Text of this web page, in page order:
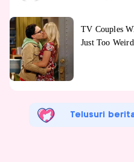
Telusuri